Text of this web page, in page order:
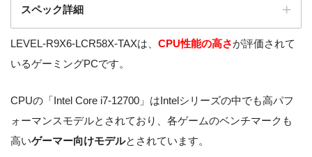
スペック詳細
製品名
OS Windows 10 Home 64ビット
LEVEL-R9X6-LCR58X-TAXは、 CPU性能の高さが評価されて
いるゲーミングPCです。
CPUの「Intel Core i7-12700」はIntelシリーズの中でも高パフ
ォーマンスモデルとされており、各ゲームのベンチマークも
高いゲーマー向けモデルとされています。